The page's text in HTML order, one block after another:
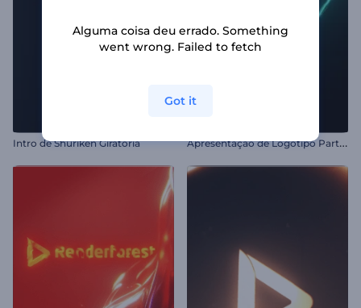
Intro de Shuriken Giratória A
presentação de Logotipo Partículas em Colisão
Alguma coisa deu errado. Something
went wrong. Failed to fetch
Got it